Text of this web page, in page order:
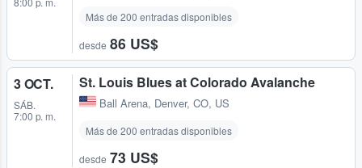
Más de 200 entradas disponibles
desde 86 US$
3 OCT.
SÁB.
7:00 p. m.
St. Louis Blues at Colorado Avalanche
Ball Arena, Denver, CO, US
Más de 200 entradas disponibles
desde 73 US$